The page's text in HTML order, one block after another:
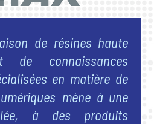
de résines haute
de connaissances
en matière de
mène à une
à des produits